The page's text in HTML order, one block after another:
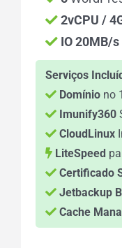
2vCPU /
IO 20MB/s
Serviços
Domínio no
Imunify360
CloudLinux
LiteSpeed
Certificado
Jetbackup
Cache